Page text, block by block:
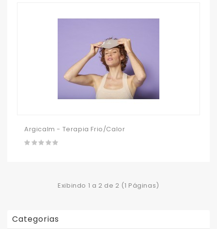
Argicalm - Terapia Frio/Calor
Exibindo 1 a 2 de 2 (1 Páginas)
Categorias